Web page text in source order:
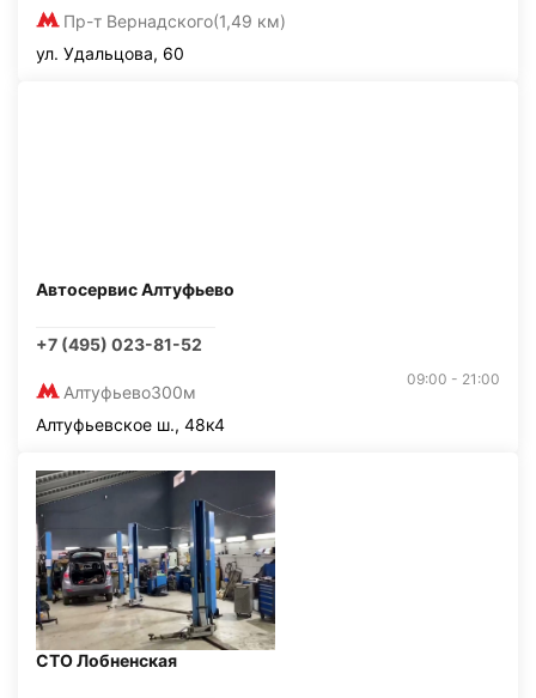
Пр-т Вернадского(1,49 км)
ул. Удальцова, 60
Автосервис Алтуфьево
+7 (495) 023-81-52
Алтуфьево300м
09:00 - 21:00
Алтуфьевское ш., 48к4
СТО Лобненская